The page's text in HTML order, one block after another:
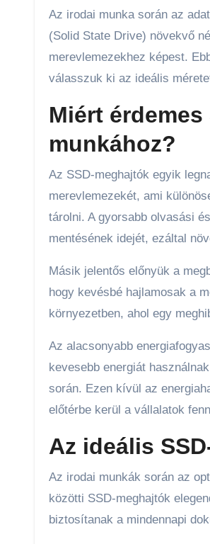
Az irodai munka során az adatkezelés sebessége és a megbízhatóság kulcsfontosságú tényezők. Az SSD-meghajtók
(Solid State Drive) növekvő
merevlemezekhez képest.
válasszuk ki az ideális
Miért
munkához?
Az SSD-meghajtók egyik
merevlemezekét, ami
tárolni. A gyorsabb olvasási
mentésének idejét, ezáltal
Másik jelentős előnyük a
hogy kevésbé hajlamosak a
környezetben, ahol egy
Az alacsonyabb
kevesebb energiát
során. Ezen kívül az
előtérbe kerül a vállalatok
Az ideális
Az irodai munkák során az
közötti SSD-meghajtók
biztosítanak a mindennapi